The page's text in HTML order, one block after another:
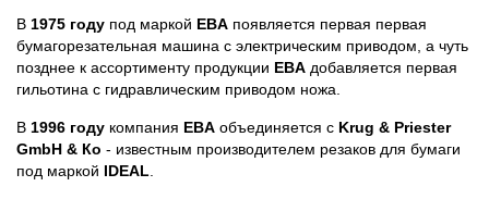
В 1975 году под маркой EBA появляется первая первая
бумагорезательная машина с электрическим приводом, а чуть
позднее к ассортименту продукции EBA добавляется первая
гильотина с гидравлическим приводом ножа.
В 1996 году компания EBA объединяется с Krug & Priester
GmbH & Ко - известным производителем резаков для бумаги
под маркой IDEAL